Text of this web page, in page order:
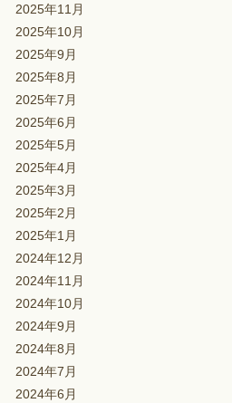
2025年11月
2025年10月
2025年9月
2025年8月
2025年7月
2025年6月
2025年5月
2025年4月
2025年3月
2025年2月
2025年1月
2024年12月
2024年11月
2024年10月
2024年9月
2024年8月
2024年7月
2024年6月